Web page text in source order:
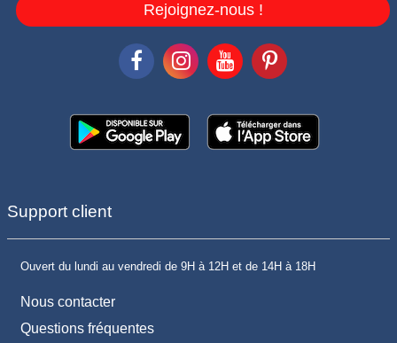
Rejoignez-nous !
Support client
Ouvert du lundi au vendredi de 9H à 12H et de 14H à 18H
Nous contacter
Questions fréquentes